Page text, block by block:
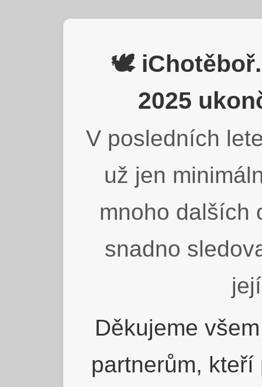
🕊️
2025
V posledních
už jen
mnoho dalších
snadno
Děkujeme
partnerům,